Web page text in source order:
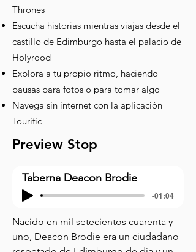
Thrones
Escucha historias mientras viajas desde el
castillo de Edimburgo hasta el palacio de
Holyrood
Explora a tu propio ritmo, haciendo
pausas para fotos o para tomar algo
Navega sin internet con la aplicación
Tourific
Preview Stop
Taberna Deacon Brodie
-01:04
Nacido en mil setecientos cuarenta y
uno, Deacon Brodie era un ciudadano